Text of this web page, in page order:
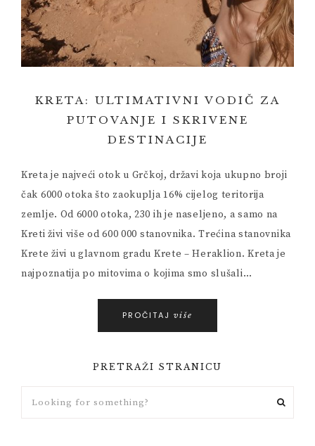
KRETA: ULTIMATIVNI VODIČ ZA
PUTOVANJE I SKRIVENE
DESTINACIJE
Kreta je najveći otok u Grčkoj, državi koja ukupno broji
čak 6000 otoka što zaokuplja 16% cijelog teritorija
zemlje. Od 6000 otoka, 230 ih je naseljeno, a samo na
Kreti živi više od 600 000 stanovnika. Trećina stanovnika
Krete živi u glavnom gradu Krete – Heraklion. Kreta je
najpoznatija po mitovima o kojima smo slušali…
PROČITAJ više
PRETRAŽI STRANICU